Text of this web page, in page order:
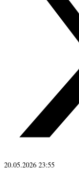
20.05.2026 23:55